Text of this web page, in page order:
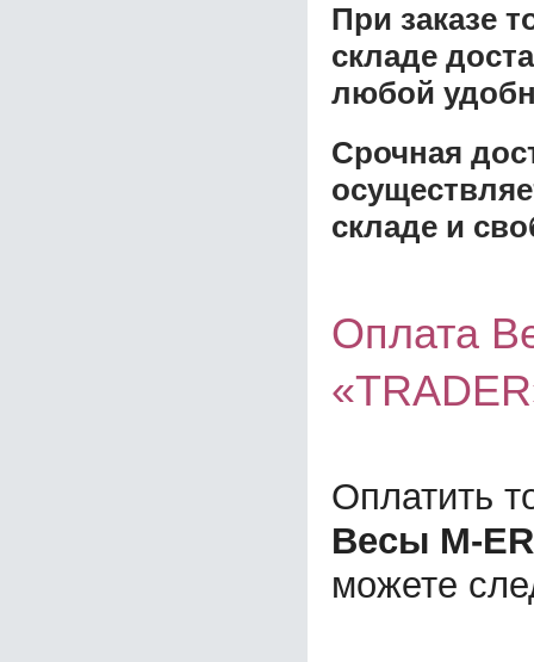
При заказе
складе
любой
Срочная
складе и
Оплата
Оплатить
Весы M-
можете